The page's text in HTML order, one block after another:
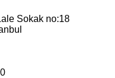
Sokak no:18